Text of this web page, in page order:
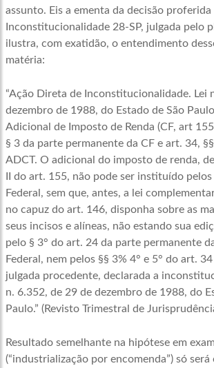
assunto. Eis a ementa da decisão
Inconstitucionalidade 28-SP, julgada pelo
ilustra, com exatidão, o entendimento
matéria:
“Ação Direta de Inconstitucionalidade. Lei
dezembro de 1988, do Estado de São
Adicional de Imposto de Renda (CF, art
§ 3 da parte permanente da CF e art. 34,
ADCT. O adicional do imposto de renda,
II do art. 155, não pode ser instituído
Federal, sem que, antes, a lei
no capuz do art. 146, disponha sobre as
seus incisos e alíneas, não estando sua
pelo § 3° do art. 24 da parte permanente
Federal, nem pelos §§ 3% 4° e 5° do art.
julgada procedente, declarada a
n. 6.352, de 29 de dezembro de 1988, do
Paulo.” (Revisto Trimestral de
Resultado semelhante na hipótese em
(“industrialização por encomenda”) só será